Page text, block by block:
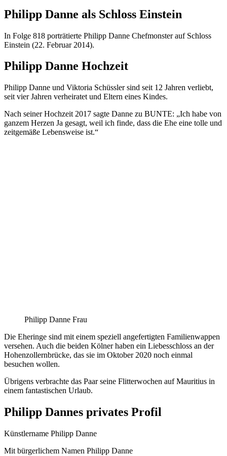
Philipp Danne als Schloss Einstein
In Folge 818 porträtierte Philipp Danne Chefmonster auf Schloss
Einstein (22. Februar 2014).
Philipp Danne Hochzeit
Philipp Danne und Viktoria Schüssler sind seit 12 Jahren verliebt,
seit vier Jahren verheiratet und Eltern eines Kindes.
Nach seiner Hochzeit 2017 sagte Danne zu BUNTE: „Ich habe von
ganzem Herzen Ja gesagt, weil ich finde, dass die Ehe eine tolle und
zeitgemäße Lebensweise ist.“
Philipp Danne Frau
Die Eheringe sind mit einem speziell angefertigten Familienwappen
versehen. Auch die beiden Kölner haben ein Liebesschloss an der
Hohenzollernbrücke, das sie im Oktober 2020 noch einmal
besuchen wollen.
Übrigens verbrachte das Paar seine Flitterwochen auf Mauritius in
einem fantastischen Urlaub.
Philipp Dannes privates Profil
Künstlername Philipp Danne
Mit bürgerlichem Namen Philipp Danne